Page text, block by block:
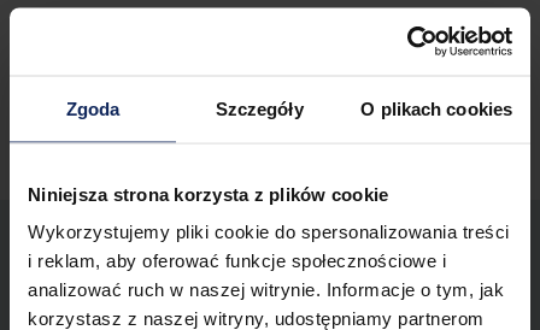
Zgoda Szczegóły O plikach cookies
Niniejsza strona korzysta z plików cookie
Wykorzystujemy pliki cookie do spersonalizowania treści
i reklam, aby oferować funkcje społecznościowe i
analizować ruch w naszej witrynie. Informacje o tym, jak
korzystasz z naszej witryny, udostępniamy partnerom